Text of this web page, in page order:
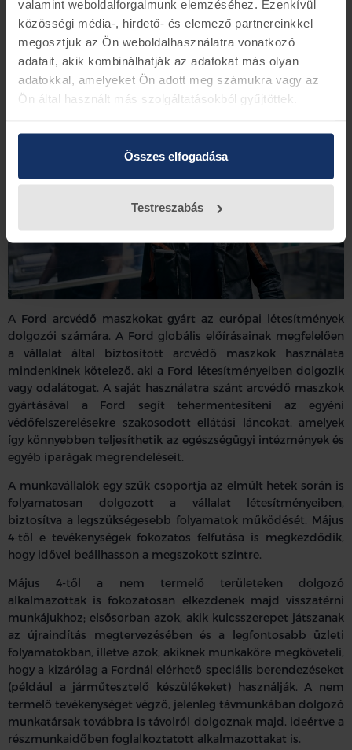
valamint weboldalforgalmunk elemzéséhez. Ezenkívül
közösségi média-, hirdető- és elemező partnereinkkel
megosztjuk az Ön weboldalhasználatra vonatkozó
adatait, akik kombinálhatják az adatokat más olyan
adatokkal, amelyeket Ön adott meg számukra vagy az
Ön által használt más szolgáltatásokból gyűjtöttek.
Összes elfogadása
Testreszabás
Emellett a vállalat minden, a munkába visszatérő
alkalmazott számára személyes “védőcsomagot” biztosít. A
csomag egyszer használatos arcvédő maszkokat, többször
használható lázmérőt és egyéb higiéniai eszközöket
tartalmaz.
A Ford arcvédő maszkokat gyárt az európai létesítmények
dolgozói számára. A Ford globális előírásainak megfelelően
a vállalat által biztosított arcvédő maszkok használata
mindenkinek kötelező, aki a Ford létesítményeiben dolgozik
vagy odalátogat. A saját használatra szánt arcvédő maszkok
gyártásával a Ford segít tehermentesíteni az egyéni
védőfelszerelésekre szakosodott ellátási láncokat, amelyek
így könnyebben teljesíthetik az egészségügyi intézmények és
egyéb iparágak megrendeléseit.
A munkavállalók egy szűk csoportja az elmúlt hetek során is
folyamatosan dolgozott a vállalat létesítményeiben,
biztosítva a legszükségesebb folyamatok működését. Május
4-től e tevékenységek fokozatos felfutása is megkezdődik,
hogy idővel beállhasson a megszokott szintre.
Május 4-től a nem termelő területeken dolgozó
alkalmazottak is fokozatosan elkezdenek majd visszatérni
munkájukhoz; elsősorban azok, akik kulcsszerepet játszanak
az újraindítás megtervezésében és a legfontosabb üzleti
folyamatokban, illetve azok, akiknek munkaköre megköveteli,
hogy a kizárólag a Fordnál elérhető speciális berendezéseket
(például a járműtesztelő készülékeket) használják. A nem
termelő tevékenységet végző, jelenleg távmunkában dolgozó
munkatársak továbbra is távolról dolgoznak majd, ideértve a
részmunkaidőben foglalkoztatott alkalmazottakat is.